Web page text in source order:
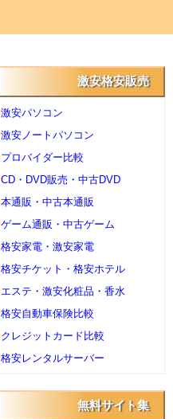
激安格安販売
激安パソコン
激安ノートパソコン
プロバイダー比較
CD・DVD販売・中古DVD
本通販・中古本通販
ゲーム通販・中古ゲーム
格安家電・激安家電
格安チケット・格安ホテル
エステ・激安化粧品・香水
格安自動車保険比較
クレジットカード比較
格安レンタルサーバー
無料サイト集